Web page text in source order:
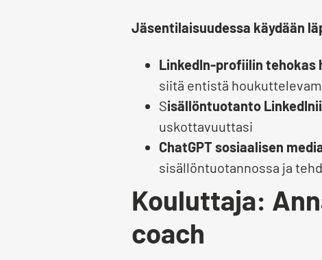
Jäsentilaisuudessa käydään
LinkedIn-profiilin tehokas
siitä entistä
Sisällöntuotanto
uskottavuuttasi
ChatGPT sosiaalisen
sisällöntuotannossa ja
Kouluttaja:
coach